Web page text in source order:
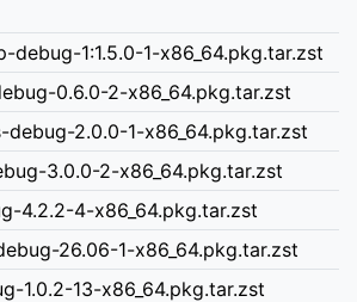
debug-1:1.5.0-1-x86_64.pkg.tar.zst
0.6.0-2-x86_64.pkg.tar.zst
2.0.0-1-x86_64.pkg.tar.zst
3.0.0-2-x86_64.pkg.tar.zst
4.2.2-4-x86_64.pkg.tar.zst
26.06-1-x86_64.pkg.tar.zst
1.0.2-13-x86_64.pkg.tar.zst